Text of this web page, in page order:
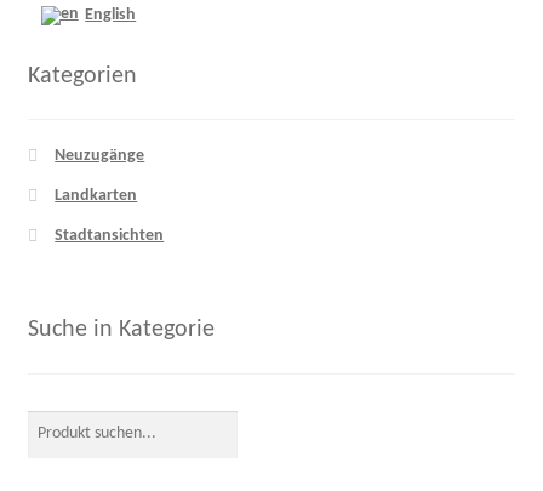
English
Kategorien
Neuzugänge
Landkarten
Stadtansichten
Suche in Kategorie